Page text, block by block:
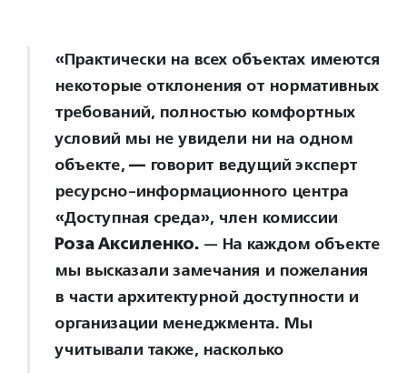
«Практически на всех объектах имеются
некоторые отклонения от нормативных
требований, полностью комфортных
условий мы не увидели ни на одном
объекте, — говорит ведущий эксперт
ресурсно-информационного центра
«Доступная среда», член комиссии
Роза Аксиленко. — На каждом объекте
мы высказали замечания и пожелания
в части архитектурной доступности и
организации менеджмента. Мы
учитывали также, насколько